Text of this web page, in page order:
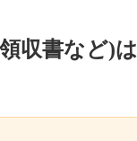
収書など)は